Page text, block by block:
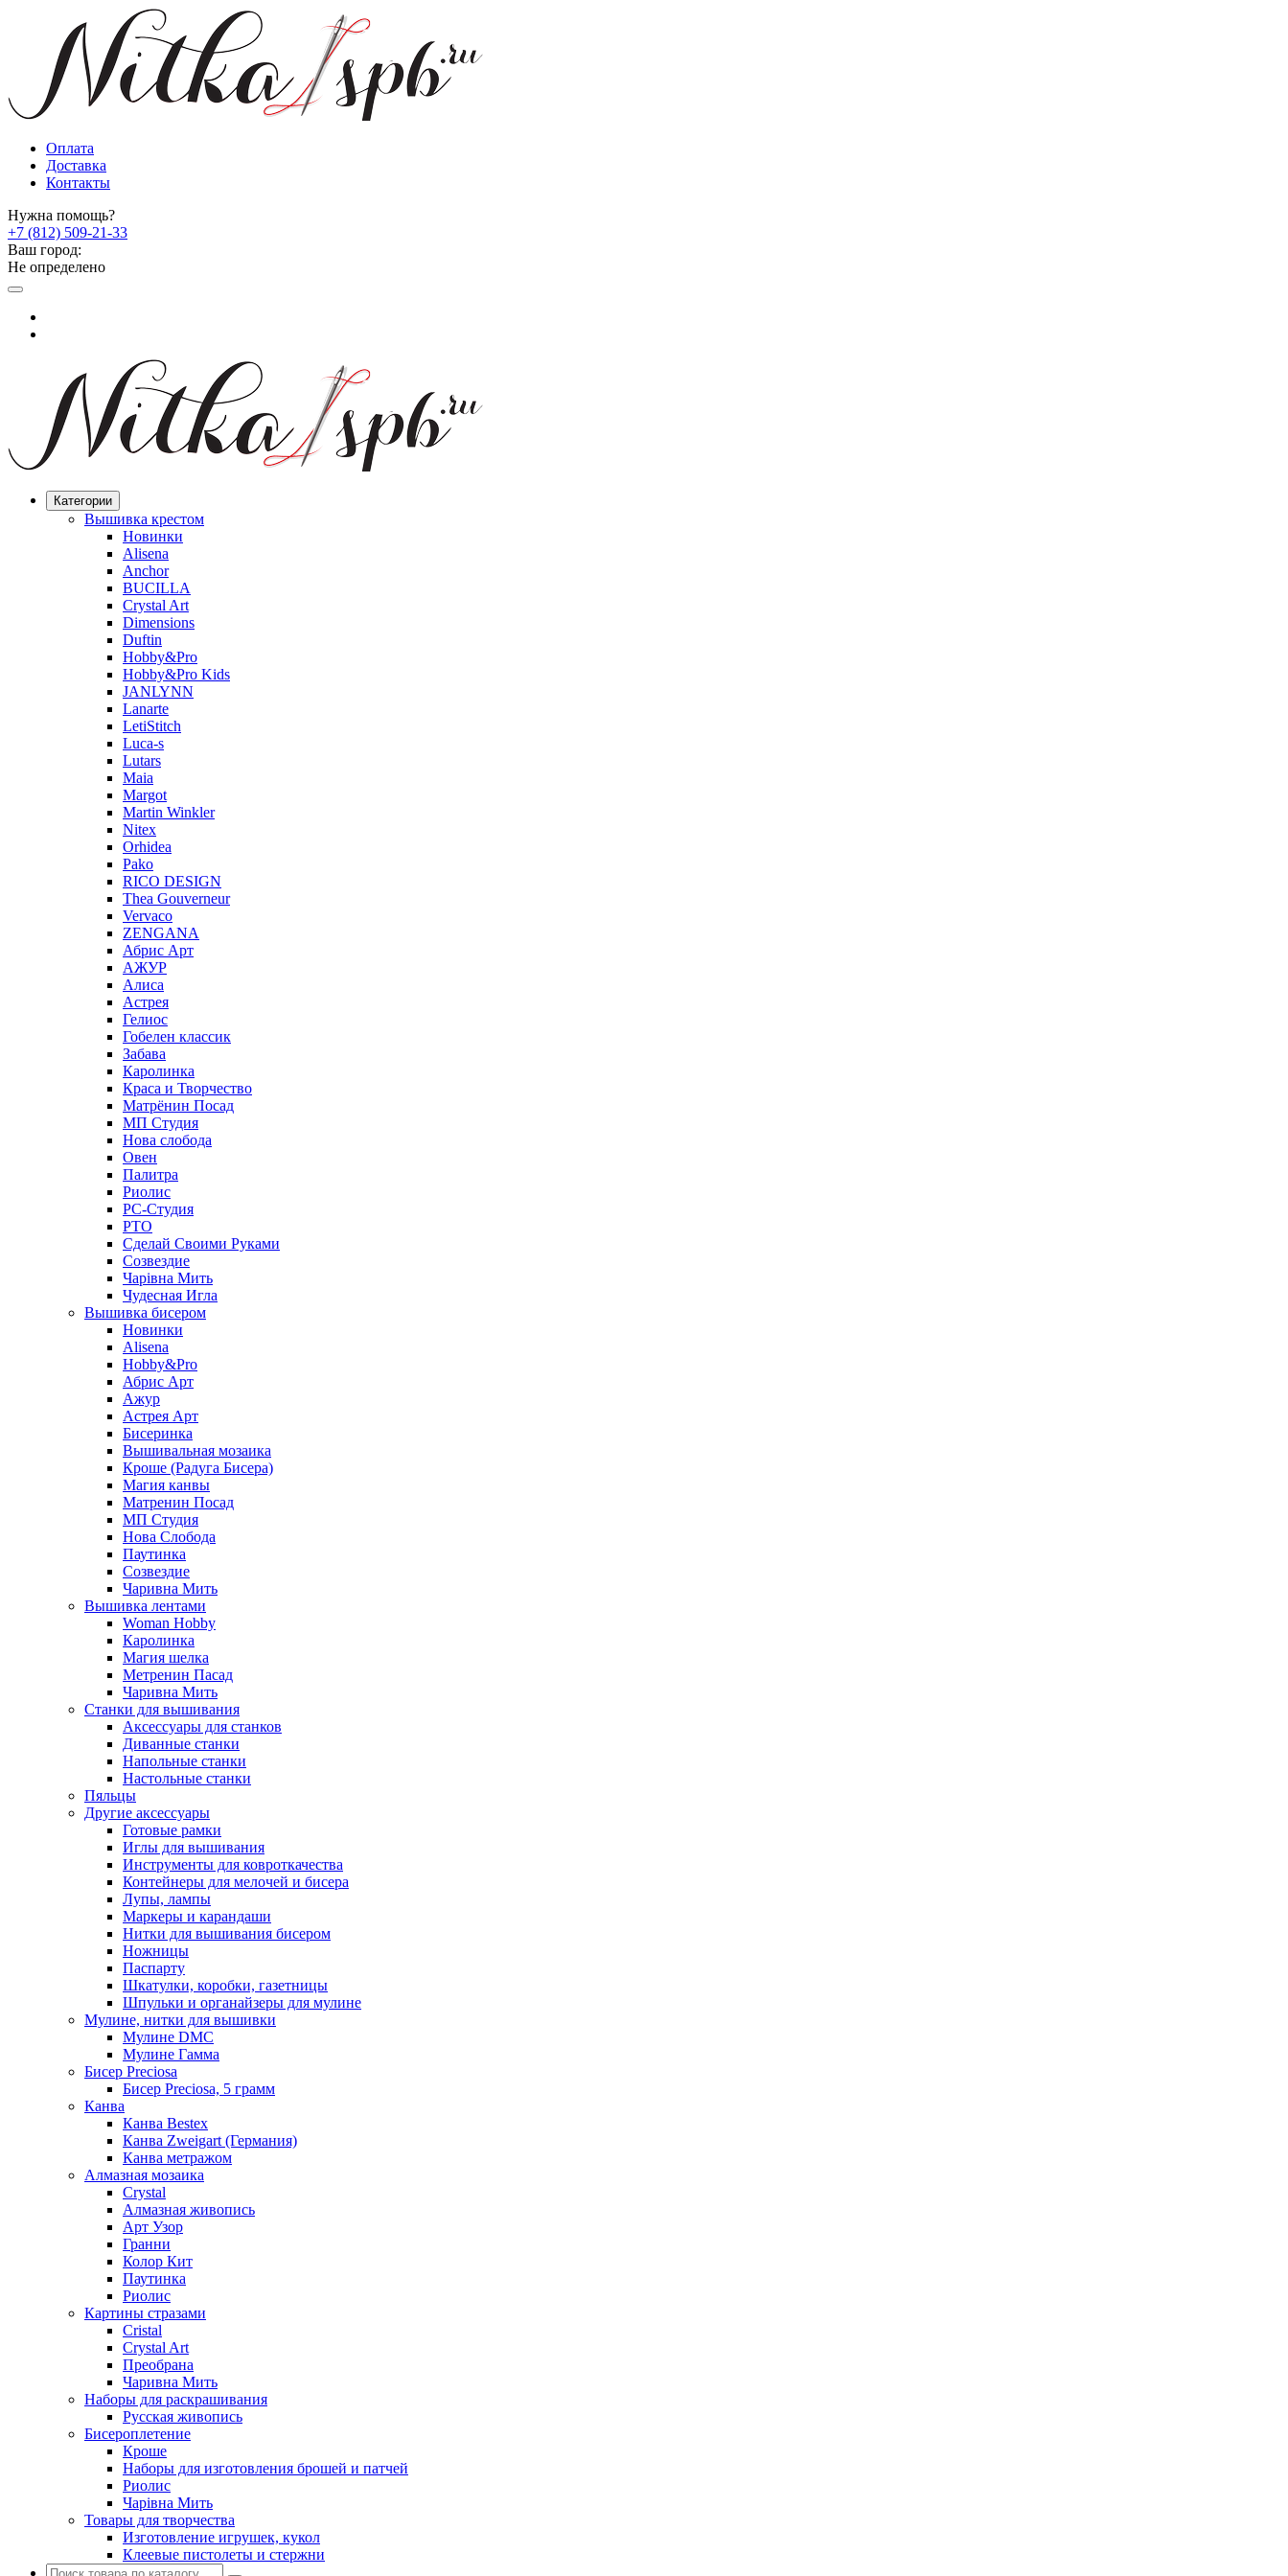
Оплата
Доставка
Контакты
Нужна помощь?
+7 (812) 509-21-33
Ваш город:
Не определено
Категории
Вышивка крестом
Новинки
Alisena
Anchor
BUCILLA
Crystal Art
Dimensions
Duftin
Hobby&Pro
Hobby&Pro Kids
JANLYNN
Lanarte
LetiStitch
Luca-s
Lutars
Maia
Margot
Martin Winkler
Nitex
Orhidea
Pako
RICO DESIGN
Thea Gouverneur
Vervaco
ZENGANA
Абрис Арт
АЖУР
Алиса
Астрея
Гелиос
Гобелен классик
Забава
Каролинка
Краса и Творчество
Матрёнин Посад
МП Студия
Нова слобода
Овен
Палитра
Риолис
РС-Студия
РТО
Сделай Своими Руками
Созвездие
Чарiвна Мить
Чудесная Игла
Вышивка бисером
Новинки
Alisena
Hobby&Pro
Абрис Арт
Ажур
Астрея Арт
Бисеринка
Вышивальная мозаика
Кроше (Радуга Бисера)
Магия канвы
Матренин Посад
МП Студия
Нова Слобода
Паутинка
Созвездие
Чаривна Мить
Вышивка лентами
Woman Hobby
Каролинка
Магия шелка
Метренин Пасад
Чаривна Мить
Станки для вышивания
Аксессуары для станков
Диванные станки
Напольные станки
Настольные станки
Пяльцы
Другие аксессуары
Готовые рамки
Иглы для вышивания
Инструменты для ковроткачества
Контейнеры для мелочей и бисера
Лупы, лампы
Маркеры и карандаши
Нитки для вышивания бисером
Ножницы
Паспарту
Шкатулки, коробки, газетницы
Шпульки и органайзеры для мулине
Мулине, нитки для вышивки
Мулине DMC
Мулине Гамма
Бисер Preciosa
Бисер Preciosa, 5 грамм
Канва
Канва Bestex
Канва Zweigart (Германия)
Канва метражом
Алмазная мозаика
Crystal
Алмазная живопись
Арт Узор
Гранни
Колор Кит
Паутинка
Риолис
Картины стразами
Cristal
Crystal Art
Преобрана
Чаривна Мить
Наборы для раскрашивания
Русская живопись
Бисероплетение
Кроше
Наборы для изготовления брошей и патчей
Риолис
Чарiвна Мить
Товары для творчества
Изготовление игрушек, кукол
Клеевые пистолеты и стержни